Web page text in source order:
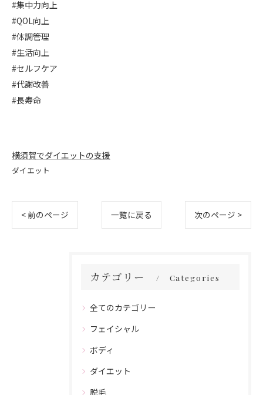
#集中力向上
#QOL向上
#体調管理
#生活向上
#セルフケア
#代謝改善
#長寿命
横須賀でダイエットの支援
ダイエット
< 前のページ 一覧に戻る 次のページ >
カテゴリー Categories
全てのカテゴリー
フェイシャル
ボディ
ダイエット
脱毛